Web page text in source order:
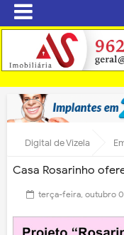
Digital de Vizela
Casa Rosarinho
terça-feira, outubro